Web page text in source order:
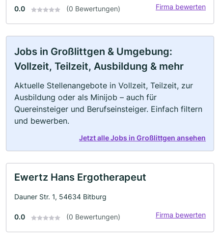
0.0 (0 Bewertungen) Firma bewerten
Jobs in Großlittgen & Umgebung:
Vollzeit, Teilzeit, Ausbildung & mehr
Aktuelle Stellenangebote in Vollzeit, Teilzeit, zur
Ausbildung oder als Minijob – auch für
Quereinsteiger und Berufseinsteiger. Einfach filtern
und bewerben.
Jetzt alle Jobs in Großlittgen ansehen
Ewertz Hans Ergotherapeut
Dauner Str. 1, 54634 Bitburg
0.0 (0 Bewertungen) Firma bewerten